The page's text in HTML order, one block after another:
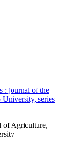
: journal of the
series
of Agriculture,